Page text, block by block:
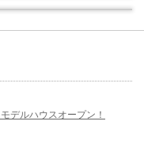
デルハウスオープン！